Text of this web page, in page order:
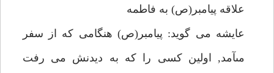
علاقه پيامبر(ص) به فاطمه
عايشه مى گويد: پيامبر(ص) هنگامى كه از سفر
مىآمد, اولين كسى را كه به ديدنش مى رفت